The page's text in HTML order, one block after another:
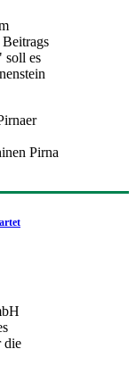
soll es
Pirna
die